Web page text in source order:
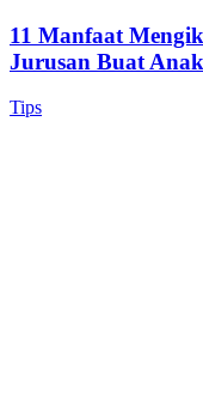
11 Manfaat
Jurusan Buat
Tips